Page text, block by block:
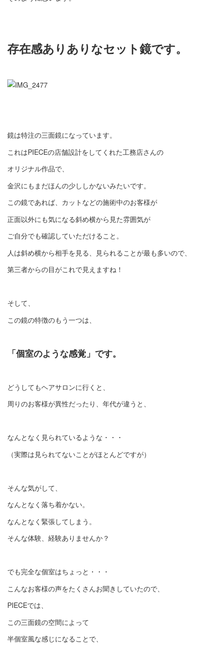
存在感ありありなセット鏡です。
鏡は特注の三面鏡になっています。
これはPIECEの店舗設計をしてくれた工務店さんの
オリジナル作品で、
金沢にもまだほんの少ししかないみたいです。
この鏡であれば、カットなどの施術中のお客様が
正面以外にも気になる斜め横から見た雰囲気が
ご自分でも確認していただけること。
人は斜め横から相手を見る、見られることが最も多いので、
第三者からの目がこれで見えますね！
そして、
この鏡の特徴のもう一つは、
「個室のような感覚」です。
どうしてもヘアサロンに行くと、
周りのお客様が異性だったり、年代が違うと、
なんとなく見られているような・・・
（実際は見られてないことがほとんどですが）
そんな気がして、
なんとなく落ち着かない。
なんとなく緊張してしまう。
そんな体験、経験ありませんか？
でも完全な個室はちょっと・・・
こんなお客様の声をたくさんお聞きしていたので、
PIECEでは、
この三面鏡の空間によって
半個室風な感じになることで、